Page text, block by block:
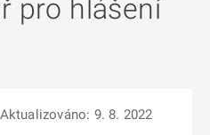
pro hlášení
9. 8. 2022